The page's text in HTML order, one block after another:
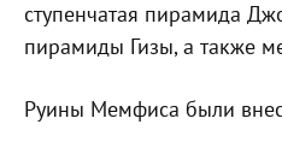
ступенчатая пирамида
пирамиды Гизы, а также
Руины Мемфиса были